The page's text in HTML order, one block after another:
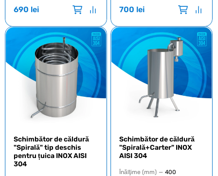
690 lei 700 lei
Schimbător de căldură
"Spirală" tip deschis
pentru țuica INOX AISI
304
Schimbător de căldură
"Spirală+Carter" INOX
AISI 304
Înălţime (mm) — 400